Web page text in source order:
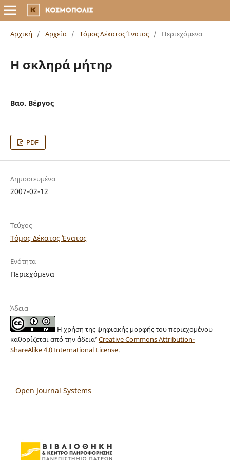
Αρχική / Αρχεία / Τόμος Δέκατος Ένατος / Περιεχόμενα
Η σκληρά μήτηρ
Βασ. Βέργος
PDF
Δημοσιευμένα
2007-02-12
Τεύχος
Τόμος Δέκατος Ένατος
Ενότητα
Περιεχόμενα
Άδεια
Η χρήση της ψηφιακής μορφής του περιεχομένου
καθορίζεται από την άδεια’ Creative Commons Attribution-
ShareAlike 4.0 International License.
Open Journal Systems